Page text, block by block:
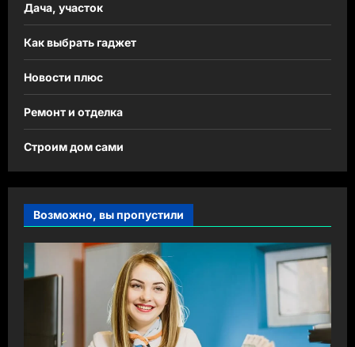
Дача, участок
Как выбрать гаджет
Новости плюс
Ремонт и отделка
Строим дом сами
Возможно, вы пропустили